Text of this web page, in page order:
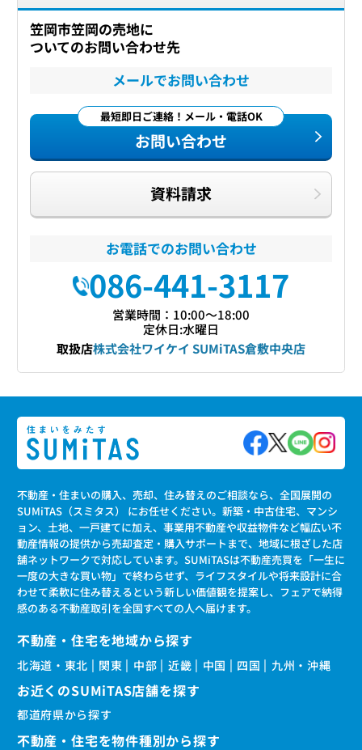
笠岡市笠岡の売地に
ついてのお問い合わせ先
メールでお問い合わせ
最短即日ご連絡！メール・電話OK
お問い合わせ
資料請求
お電話でのお問い合わせ
086-441-3117
営業時間：10:00〜18:00
定休日:水曜日
取扱店株式会社ワイケイ SUMiTAS倉敷中央店
不動産・住まいの購入、売却、住み替えのご相談なら、全国展開の
SUMiTAS（スミタス） にお任せください。新築・中古住宅、マンシ
ョン、土地、一戸建てに加え、事業用不動産や収益物件など幅広い不
動産情報の提供から売却査定・購入サポートまで、地域に根ざした店
舗ネットワークで対応しています。SUMiTASは不動産売買を「一生に
一度の大きな買い物」で終わらせず、ライフスタイルや将来設計に合
わせて柔軟に住み替えるという新しい価値観を提案し、フェアで納得
感のある不動産取引を全国すべての人へ届けます。
不動産・住宅を地域から探す
北海道・東北 関東 中部 近畿 中国 四国 九州・沖縄
お近くのSUMiTAS店舗を探す
都道府県から探す
不動産・住宅を物件種別から探す